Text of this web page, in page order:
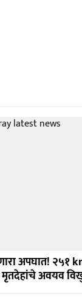
अपघात! २५१
मृतदेहांचे अवयव